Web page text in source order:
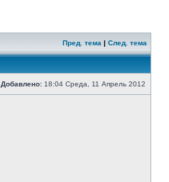
Пред. тема | След. тема
Сообщение
Добавлено: 18:04 Среда, 11 Апрель 2012